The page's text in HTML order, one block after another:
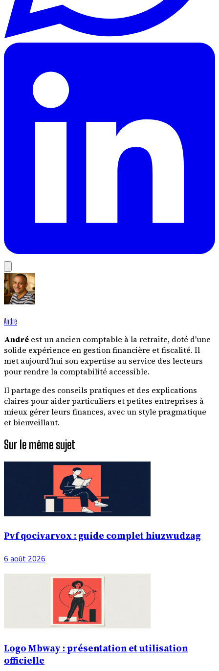
André
André est un ancien comptable à la retraite, doté d'une
solide expérience en gestion financière et fiscalité. Il
met aujourd'hui son expertise au service des lecteurs
pour rendre la comptabilité accessible.
Il partage des conseils pratiques et des explications
claires pour aider particuliers et petites entreprises à
mieux gérer leurs finances, avec un style pragmatique
et bienveillant.
Sur le même sujet
Pvf qocivarvox : guide complet hiuzwudzag
6 août 2026
Logo Mbway : présentation et utilisation
officielle